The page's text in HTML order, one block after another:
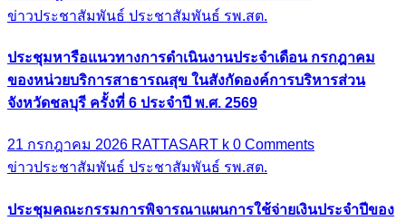
ชลบุรี ครั้งที่ 6 ประจำปี พ.ศ. 2569
21 กรกฎาคม 2026RATTASART k0 Comments
ข่าวประชาสัมพันธ์ประชาสัมพันธ์ รพ.สต.
หน่วยบริการสาธารณสุข ในสังกัดองก์การบริหารส่วนจังหวัด
ชลบุรี ประจำปีงบประมาณ พ.ศ. 2570
21 กรกฎาคม 2026RATTASART k0 Comments